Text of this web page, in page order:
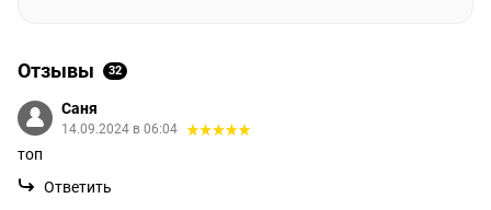
Отзывы 32
Саня
14.09.2024 в 06:04
топ
Ответить